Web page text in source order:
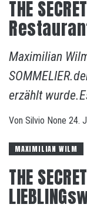
THE
Maximilian
erzählt
Von Silvio None 24.
MAXIMILIAN WILM
THE